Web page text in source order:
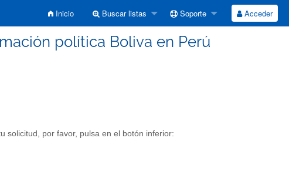
Inicio Buscar listas Soporte Acceder
política Boliva en Perú
solicitud, por favor, pulsa en el botón inferior: